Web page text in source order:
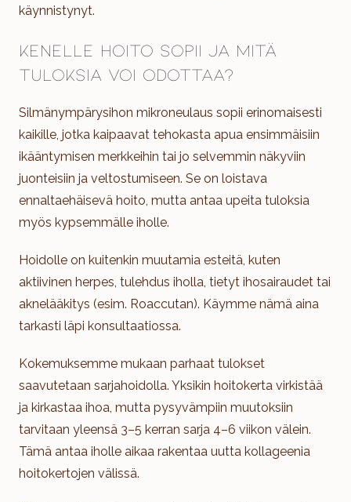
käynnistynyt.
Kenelle hoito sopii ja mitä
tuloksia voi odottaa?
Silmänympärysihon mikroneulaus sopii erinomaisesti
kaikille, jotka kaipaavat tehokasta apua ensimmäisiin
ikääntymisen merkkeihin tai jo selvemmin näkyviin
juonteisiin ja veltostumiseen. Se on loistava
ennaltaehäisevä hoito, mutta antaa upeita tuloksia
myös kypsemmälle iholle.
Hoidolle on kuitenkin muutamia esteitä, kuten
aktiivinen herpes, tulehdus iholla, tietyt ihosairaudet tai
aknelääkitys (esim. Roaccutan). Käymme nämä aina
tarkasti läpi konsultaatiossa.
Kokemuksemme mukaan parhaat tulokset
saavutetaan sarjahoidolla. Yksikin hoitokerta virkistää
ja kirkastaa ihoa, mutta pysyvämpiin muutoksiin
tarvitaan yleensä 3–5 kerran sarja 4–6 viikon välein.
Tämä antaa iholle aikaa rakentaa uutta kollageenia
hoitokertojen välissä.